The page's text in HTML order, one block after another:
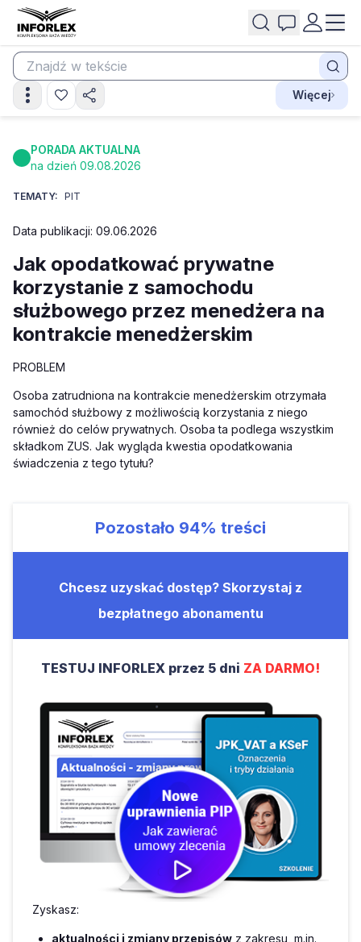
Więcej
PORADA AKTUALNA
na dzień 09.08.2026
TEMATY: PIT
Data publikacji: 09.06.2026
Jak opodatkować prywatne
korzystanie z samochodu
służbowego przez menedżera na
kontrakcie menedżerskim
PROBLEM
Osoba zatrudniona na kontrakcie menedżerskim otrzymała
samochód służbowy z możliwością korzystania z niego
również do celów prywatnych. Osoba ta podlega wszystkim
składkom ZUS. Jak wygląda kwestia opodatkowania
świadczenia z tego tytułu?
Pozostało 94% treści
Chcesz uzyskać dostęp? Skorzystaj z
bezpłatnego abonamentu
TESTUJ INFORLEX przez 5 dni ZA DARMO!
Zyskasz:
aktualności i zmiany przepisów z zakresu, m.in.